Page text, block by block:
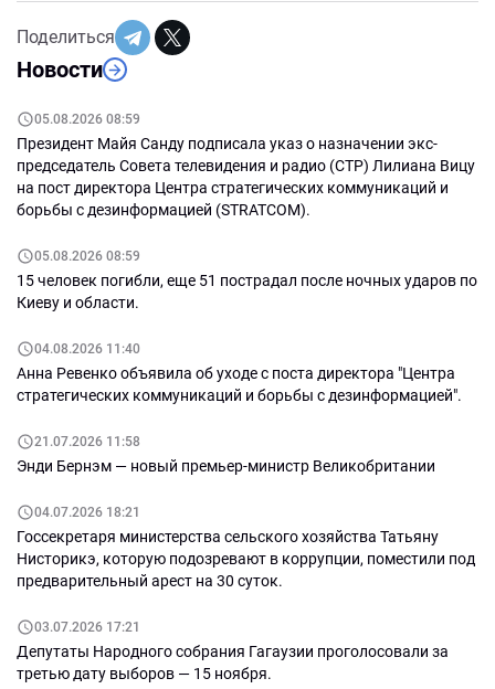
Новости
05.08.2026 08:59
Президент Майя Санду подписала указ о назначении экс-
председатель Совета телевидения и радио (СТР) Лилиана Вицу
на пост директора Центра стратегических коммуникаций и
борьбы с дезинформацией (STRATCOM).
05.08.2026 08:59
15 человек погибли, еще 51 пострадал после ночных ударов по
Киеву и области.
04.08.2026 11:40
Анна Ревенко объявила об уходе с поста директора "Центра
стратегических коммуникаций и борьбы с дезинформацией".
21.07.2026 11:58
Энди Бернэм — новый премьер-министр Великобритании
04.07.2026 18:21
Госсекретаря министерства сельского хозяйства Татьяну
Нисторикэ, которую подозревают в коррупции, поместили под
предварительный арест на 30 суток.
03.07.2026 17:21
Депутаты Народного собрания Гагаузии проголосовали за
третью дату выборов — 15 ноября.
Поделиться